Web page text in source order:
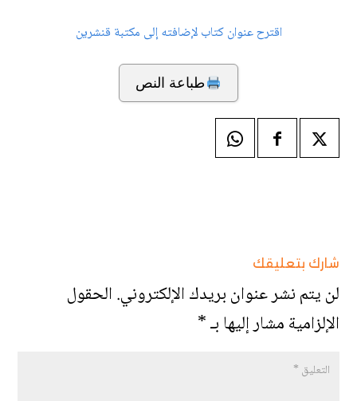
اقترح عنوان كتاب لإضافته إلى مكتبة قنشرين
طباعة النص
شارك بتعليقك
لن يتم نشر عنوان بريدك الإلكتروني.الحقول
الإلزامية مشار إليها بـ*